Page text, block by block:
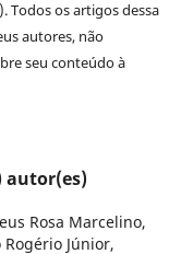
Todos os artigos dessa
autores, não
seu conteúdo à
autor(es)
Rosa Marcelino,
Júnior,